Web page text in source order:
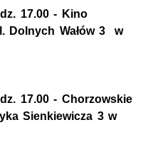
17.00 - Kino
Dolnych Wałów 3 w
17.00 - Chorzowskie
Sienkiewicza 3 w